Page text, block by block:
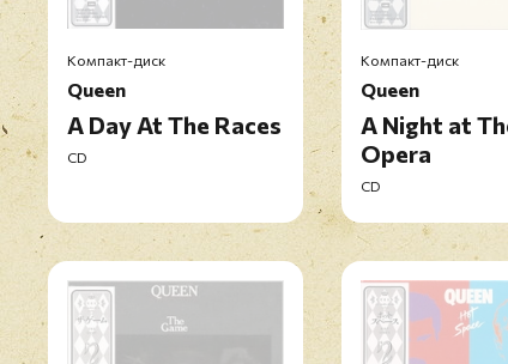
Компакт-диск
Queen
A Day At The Races
CD
Компакт-диск
Queen
A Night at
Opera
CD